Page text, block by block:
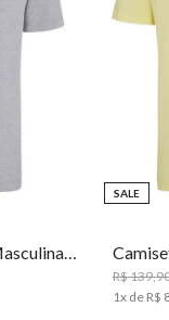
Camiseta Comfort Masculina Individual
SALE
R$139,
1x de R$